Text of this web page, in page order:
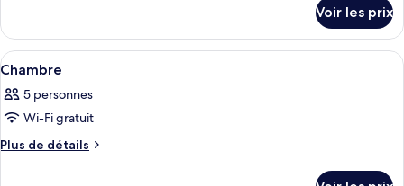
le
type
de
Chambre
Voir les prix
Afficher
toutes
les
photos
pour
Coffres-forts dans les chambres,
1
Chambre
5 personnes
Wi-Fi gratuit
Plus de détails
Plus